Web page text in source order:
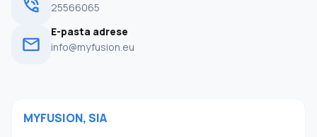
25566065
E-pasta adrese
info@myfusion.eu
MYFUSION, SIA